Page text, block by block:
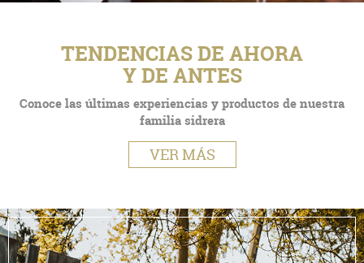
TENDENCIAS DE AHORA
Y DE ANTES
Conoce las últimas experiencias y productos de nuestra
familia sidrera
VER MÁS